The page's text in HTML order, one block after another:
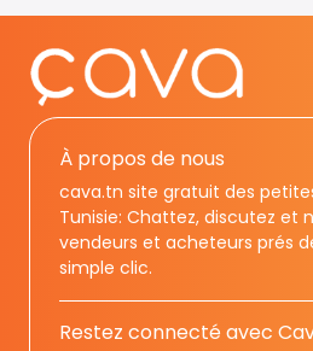
À propos de nous
cava.tn site gratuit des
Tunisie: Chattez, discutez et
vendeurs et acheteurs prés
simple clic.
Restez connecté avec